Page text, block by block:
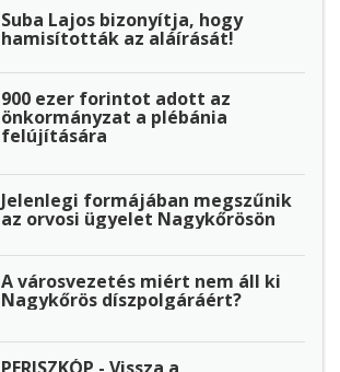
Suba Lajos bizonyítja, hogy
hamisították az aláírását!
900 ezer forintot adott az
önkormányzat a plébánia
felújítására
Jelenlegi formájában megszűnik
az orvosi ügyelet Nagykőrösön
A városvezetés miért nem áll ki
Nagykőrös díszpolgáráért?